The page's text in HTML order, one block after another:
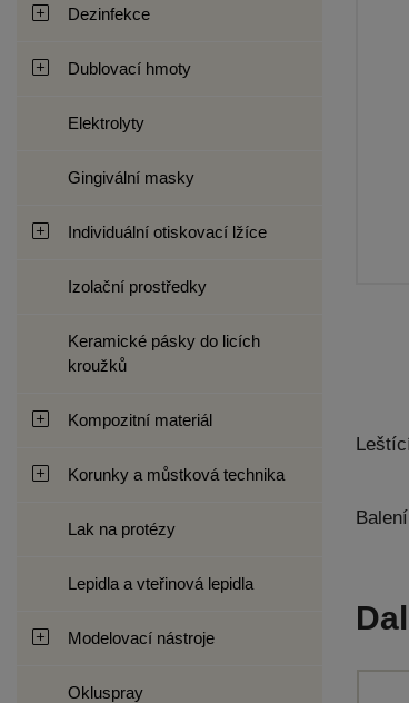
Dezinfekce
Dublovací hmoty
Elektrolyty
Gingivální masky
Individuální otiskovací lžíce
Izolační prostředky
Keramické pásky do licích
kroužků
Kompozitní materiál
Korunky a můstková technika
Lak na protézy
Lepidla a vteřinová lepidla
Modelovací nástroje
Okluspray